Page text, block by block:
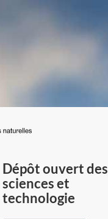
du
Canada
Dépôt ouvert des
sciences et
technologie